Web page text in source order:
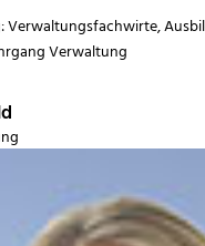
Verwaltungsfachwirte,
Verwaltung